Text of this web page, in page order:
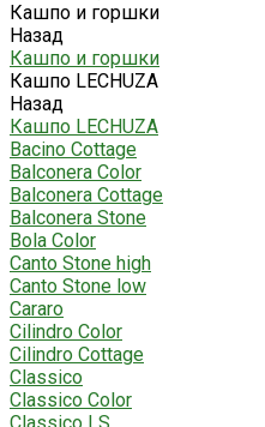
Кашпо и горшки
Назад
Кашпо и горшки
Кашпо LECHUZA
Назад
Кашпо LECHUZA
Bacino Cottage
Balconera Color
Balconera Cottage
Balconera Stone
Bola Color
Canto Stone high
Canto Stone low
Cararo
Cilindro Color
Cilindro Cottage
Classico
Classico Color